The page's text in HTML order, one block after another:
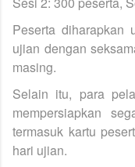
Peserta diharapkan
ujian dengan
masing.
Selain itu, para
mempersiapkan
termasuk kartu
hari ujian.